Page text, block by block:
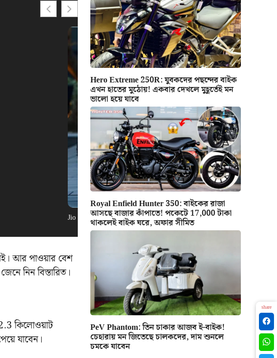
Jio Electric Cycle: বিরাট সুখবর, দাম স্মার্টফোনের থেকেও কম! চমৎকার লুক
আর পাওয়ার বেশ
নিন বিস্তারিত।
কিলোওয়াট
যাবেন।
Hero Extreme 250R: যুবকদের পছন্দের বাইক
এখন হাতের মুঠোয়! একবার দেখলে মুহূর্তেই মন
ভালো হয়ে যাবে
Royal Enfield Hunter 350: বাইকের রাজা
আসছে বাজার কাঁপাতে! পকেটে 17,000 টাকা
থাকলেই বাইক ঘরে, অফার সীমিত
PeV Phantom: তিন চাকার আজব ই-বাইক!
চেহারায় মন জিতেছে চালকদের, দাম শুনলে
চমকে যাবেন
share